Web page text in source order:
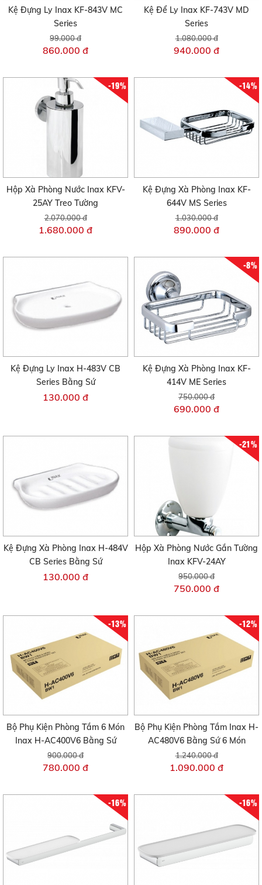
Kệ Đựng Ly Inax KF-843V MC
Series
99.000 đ
860.000 đ
Kệ Để Ly Inax KF-743V MD
Series
1.080.000 đ
940.000 đ
-19%
Hộp Xà Phòng Nước Inax KFV-
25AY Treo Tường
2.070.000 đ
1.680.000 đ
-14%
Kệ Đựng Xà Phòng Inax KF-
644V MS Series
1.030.000 đ
890.000 đ
Kệ Đựng Ly Inax H-483V CB
Series Bằng Sứ
130.000 đ
-8%
Kệ Đựng Xà Phòng Inax KF-
414V ME Series
750.000 đ
690.000 đ
Kệ Đựng Xà Phòng Inax H-484V
CB Series Bằng Sứ
130.000 đ
-21%
Hộp Xà Phòng Nước Gắn Tường
Inax KFV-24AY
950.000 đ
750.000 đ
-13%
Bộ Phụ Kiện Phòng Tắm 6 Món
Inax H-AC400V6 Bằng Sứ
900.000 đ
780.000 đ
-12%
Bộ Phụ Kiện Phòng Tắm Inax H-
AC480V6 Bằng Sứ 6 Món
1.240.000 đ
1.090.000 đ
-16% -16%